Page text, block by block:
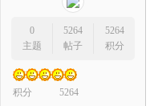
0
主题
5264
帖子
5264
积分
积分 5264